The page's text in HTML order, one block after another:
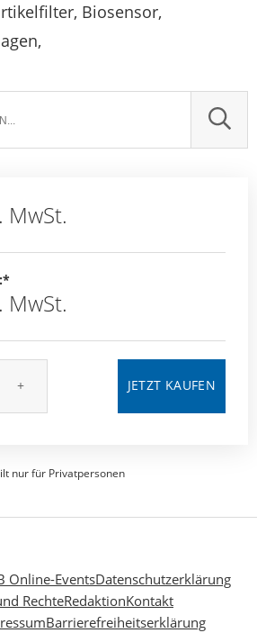
Biosensor,
MwSt.
MwSt.
+
nur für Privatpersonen
Online-EventsDatenschutzerklärung
RechteRedaktionKontakt
Barrierefreiheitserklärung